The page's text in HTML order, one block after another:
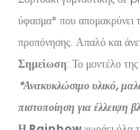
ύφασμα* που απομακρύνει
προπόνησης. Απαλό και
Σημείωση: Το μοντέλο
*Ανακυκλώσιμο υλικό,
πιστοποίηση για έλλειψη